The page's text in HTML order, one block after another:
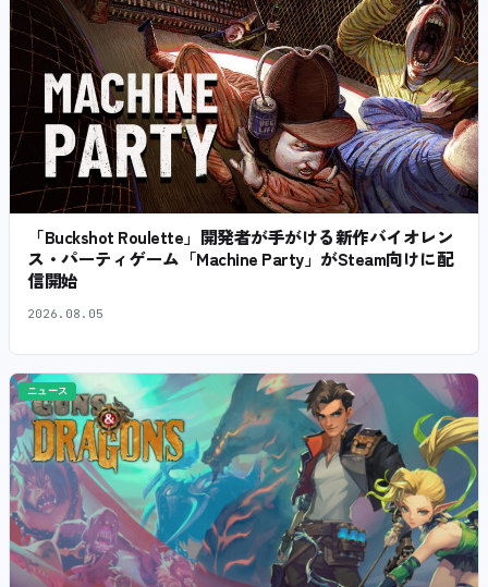
「Buckshot Roulette」開発者が手がける新作バイオレン
ス・パーティゲーム「Machine Party」がSteam向けに配
信開始
2026.08.05
ニュース